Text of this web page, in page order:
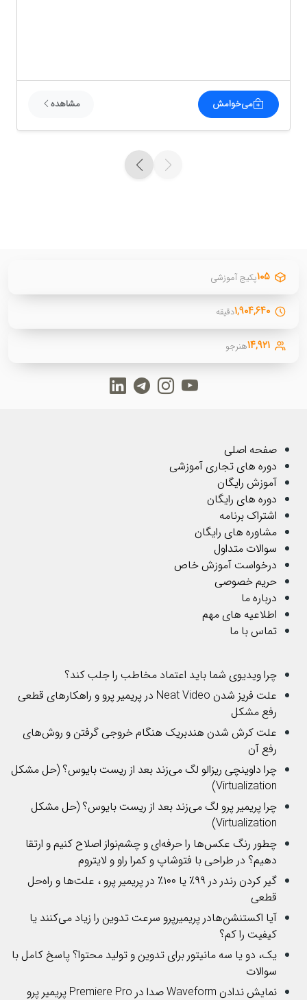
می‌خوامش مشاهده
۱۰۵پکیج آموزشی
۱,۹۰۴,۶۴۰دقیقه
۱۴,۹۲۱هنرجو
صفحه اصلی
دوره های تجاری آموزشی
آموزش رایگان
دوره های رایگان
اشتراک برنامه
مشاوره های رایگان
سوالات متداول
درخواست آموزش خاص
حریم خصوصی
درباره ما
اطلاعیه های مهم
تماس با ما
چرا ویدیوی شما باید اعتماد مخاطب را جلب کند؟
علت فریز شدن Neat Video در پریمیر پرو و راهکارهای قطعی
رفع مشکل
علت کرش شدن هندبریک هنگام خروجی گرفتن و روش‌های
رفع آن
چرا داوینچی ریزالو لگ می‌زند بعد از ریست بایوس؟ (حل مشکل
Virtualization)
چرا پریمیر پرو لگ می‌زند بعد از ریست بایوس؟ (حل مشکل
Virtualization)
چطور رنگ عکس‌ها را حرفه‌ای و چشم‌نواز اصلاح کنیم و ارتقا
دهیم؟ در طراحی با فتوشاپ و کمرا راو و لایتروم
گیر کردن رندر در ۹۹٪ یا ۱۰۰٪ در پریمیر پرو ، علت‌ها و راه‌حل
قطعی
آیا اکستنشن‌هادر پریمیرپرو سرعت تدوین را زیاد می‌کنند یا
کیفیت را کم؟
یک، دو یا سه مانیتور برای تدوین و تولید محتوا؟ پاسخ کامل با
سوالات
نمایش ندادن Waveform صدا در Premiere Pro پریمیر پرو